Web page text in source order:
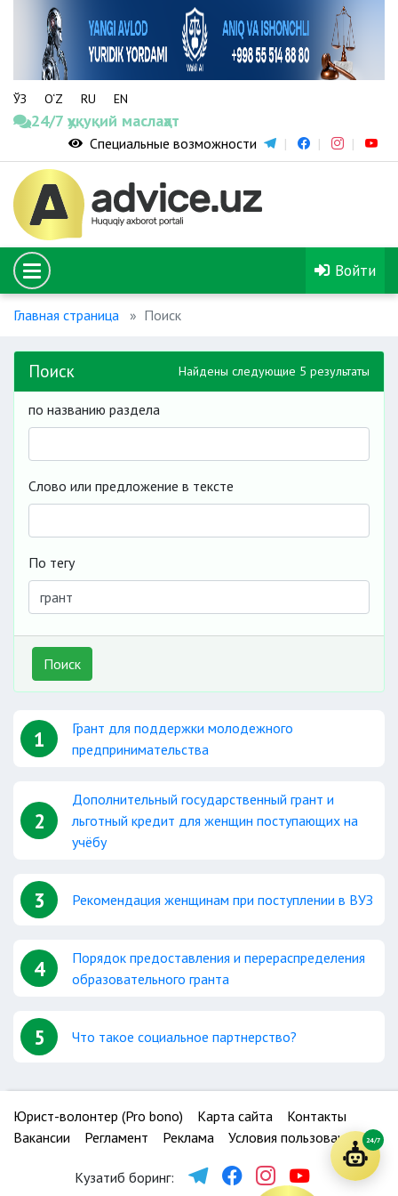
ЎЗ O‘Z RU EN
24/7 ҳуқуқий маслаҳат
Специальные возможности
Войти
Главная страница Поиск
Поиск Найдены следующие 5 результаты
по названию раздела
Слово или предложение в тексте
По тегу
Поиск
1
Грант для поддержки молодежного
предпринимательства
2
Дополнительный государственный грант и
льготный кредит для женщин поступающих на
учёбу
3 Рекомендация женщинам при поступлении в ВУЗ
4
Порядок предоставления и перераспределения
образовательного гранта
5 Что такое социальное партнерство?
Юрист-волонтер (Pro bono) Карта сайта
Контакты
Вакансии
Регламент Реклама Условия пользования
Кузатиб боринг:
24/7